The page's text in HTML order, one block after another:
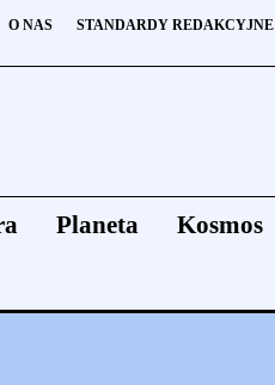
O NAS STANDARDY REDAKCYJNE
Planeta Kosmos